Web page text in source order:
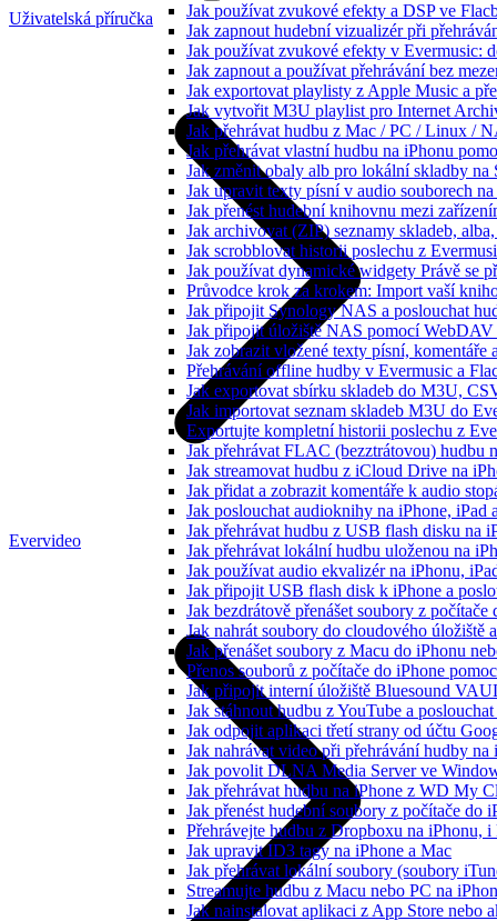
Jak používat zvukové efekty a DSP ve
Jak zapnout hudební vizualizér při
Jak používat zvukové efekty v Evermusic:
Jak zapnout a používat přehrávání bez
Jak exportovat playlisty z Apple Music a
Jak vytvořit M3U playlist pro Internet
Jak přehrávat hudbu z Mac / PC / Linux /
Jak přehrávat vlastní hudbu na iPhonu
Jak změnit obaly alb pro lokální skladby
Jak upravit texty písní v audio souborech
Jak přenést hudební knihovnu mezi
Jak archivovat (ZIP) seznamy skladeb,
Jak scrobblovat historii poslechu z
Jak používat dynamické widgety Právě se
Průvodce krok za krokem: Import vaší
Jak připojit Synology NAS a poslouchat
Jak připojit úložiště NAS pomocí WebDAV
Jak zobrazit vložené texty písní,
Přehrávání offline hudby v Evermusic a
Jak exportovat sbírku skladeb do M3U,
Jak importovat seznam skladeb M3U do
Exportujte kompletní historii poslechu z
Jak přehrávat FLAC (bezztrátovou) hudbu
Jak streamovat hudbu z iCloud Drive na
Jak přidat a zobrazit komentáře k audio
Jak poslouchat audioknihy na iPhone, iPad
Jak přehrávat hudbu z USB flash disku na
Jak přehrávat lokální hudbu uloženou na
Jak používat audio ekvalizér na iPhonu,
Jak připojit USB flash disk k iPhone a
Jak bezdrátově přenášet soubory z
Jak nahrát soubory do cloudového
Jak přenášet soubory z Macu do iPhonu
Přenos souborů z počítače do iPhone
Jak připojit interní úložiště Bluesound
Jak stáhnout hudbu z YouTube a
Jak odpojit aplikaci třetí strany od účtu
Jak nahrávat video při přehrávání hudby na
Jak povolit DLNA Media Server ve
Jak přehrávat hudbu na iPhone z WD My
Jak přenést hudební soubory z počítače
Přehrávejte hudbu z Dropboxu na iPhonu,
Jak upravit ID3 tagy na iPhone a Mac
Jak přehrávat lokální soubory (soubory
Streamujte hudbu z Macu nebo PC na
Jak nainstalovat aplikaci z App Store nebo
Uživatelská příručka
Evervideo